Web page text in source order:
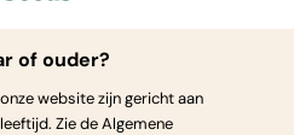
of ouder?
website zijn gericht aan
Zie de Algemene